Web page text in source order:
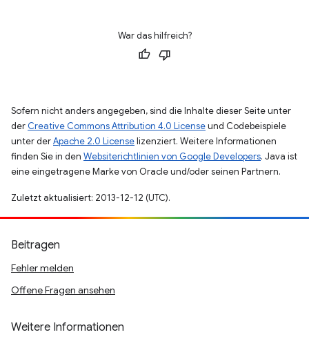
War das hilfreich?
Sofern nicht anders angegeben, sind die Inhalte dieser Seite unter
der Creative Commons Attribution 4.0 Licenseund Codebeispiele
unter derApache 2.0 Licenselizenziert. Weitere Informationen
finden Sie in den Websiterichtlinien von Google Developers. Java ist
eine eingetragene Marke von Oracle und/oder seinen Partnern.
Zuletzt aktualisiert: 2013-12-12 (UTC).
Beitragen
Fehler melden
Offene Fragen ansehen
Weitere Informationen